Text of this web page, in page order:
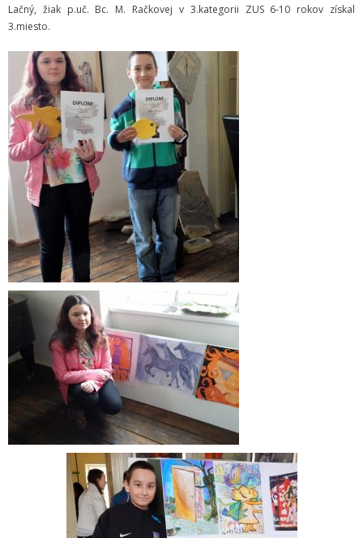
- Nepedagogickí zamestnanci
- Etický kódex pedagogických zamestnancov a odborných
zamestnancov
Vyučované odbory
- Hudobný odbor
- Výtvarný odbor
- Tanečný odbor
- Literárno – dramatický odbor
- SÚBORY NA ŠKOLE
Informácie
- Povinné zverejňovanie informácií
- - Organizačná štruktúra ZUŠ Poltár
- - Zriaďovacia listina ZUŠ Poltár
- - Zoznam platných vnútorných predpisov
- - Dodatok č.1, č.2 k ZL ZUŠ Poltár
- - Pedagogická rada
Lačný, žiak p.uč. Bc. M. Račkovej v 3.kategorii ZUS 6-10 rokov získal
3.miesto.